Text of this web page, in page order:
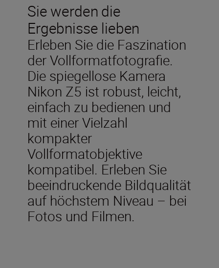
Sie werden die
Ergebnisse lieben
Erleben Sie die Faszination
der Vollformatfotografie.
Die spiegellose Kamera
Nikon Z5 ist robust, leicht,
einfach zu bedienen und
mit einer Vielzahl
kompakter
Vollformatobjektive
kompatibel. Erleben Sie
beeindruckende Bildqualität
auf höchstem Niveau – bei
Fotos und Filmen.